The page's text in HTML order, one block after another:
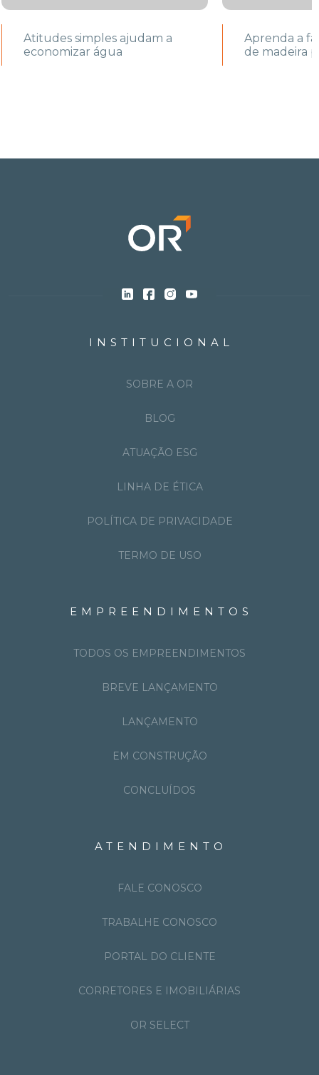
Atitudes simples ajudam a
economizar água
Aprenda a
de madeira
INSTITUCIONAL
SOBRE A OR
BLOG
ATUAÇÃO ESG
LINHA DE ÉTICA
POLÍTICA DE PRIVACIDADE
TERMO DE USO
EMPREENDIMENTOS
TODOS OS EMPREENDIMENTOS
BREVE LANÇAMENTO
LANÇAMENTO
EM CONSTRUÇÃO
CONCLUÍDOS
ATENDIMENTO
FALE CONOSCO
TRABALHE CONOSCO
PORTAL DO CLIENTE
CORRETORES E IMOBILIÁRIAS
OR SELECT